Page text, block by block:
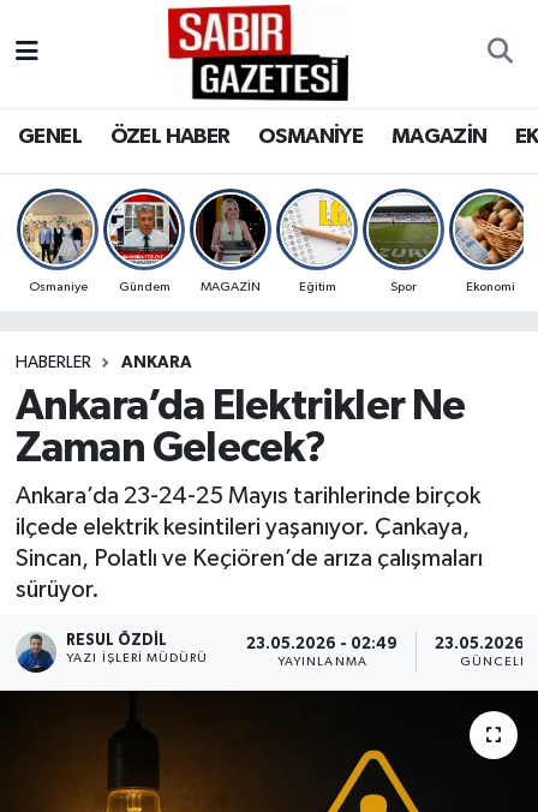
GENEL ÖZEL HABER OSMANİYE MAGAZİN
Osmaniye Gündem MAGAZİN Eğitim Spor Ekonomi
HABERLER ANKARA
Ankara’da Elektrikler Ne
Zaman Gelecek?
Ankara’da 23-24-25 Mayıs tarihlerinde birçok
ilçede elektrik kesintileri yaşanıyor. Çankaya,
Sincan, Polatlı ve Keçiören’de arıza çalışmaları
sürüyor.
RESUL ÖZDIL
YAZI İŞLERI MÜDÜRÜ
23.05.2026 - 02:49
YAYINLANMA
23.05.2026 -
OSMANİYE
MAGAZİN
SPOR
RESMİ İLANLAR
Osmaniye Nöbetçi Eczaneler
Osmaniye Trafik Yoğunluk Haritası
Süper Lig Puan Durumu ve Fikstür
Son Dakika Haberleri
Haber Arşivi